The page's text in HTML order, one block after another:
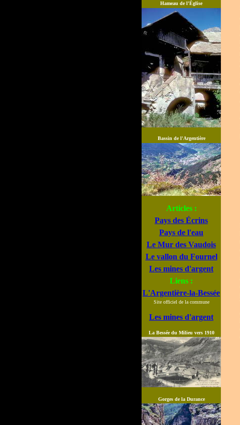
Hameau de l'Église
Bassin de l'Argentière
Articles :
Pays des Écrins
Pays de l'eau
Le Mur des Vaudois
Le vallon du Fournel
Les mines d'argent
Liens :
L'Argentière-la-Bessée
Site officiel de la commune
Les mines d'argent
La Bessée du Milieu vers 1910
Gorges de la Durance